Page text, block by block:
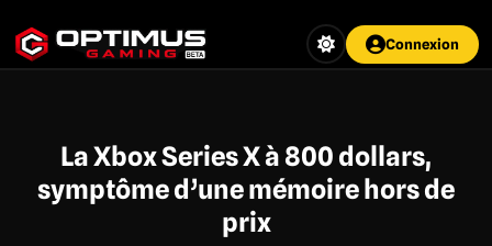
au
contenu
Connexion
La Xbox Series X à 800 dollars,
symptôme d’une mémoire hors de
prix